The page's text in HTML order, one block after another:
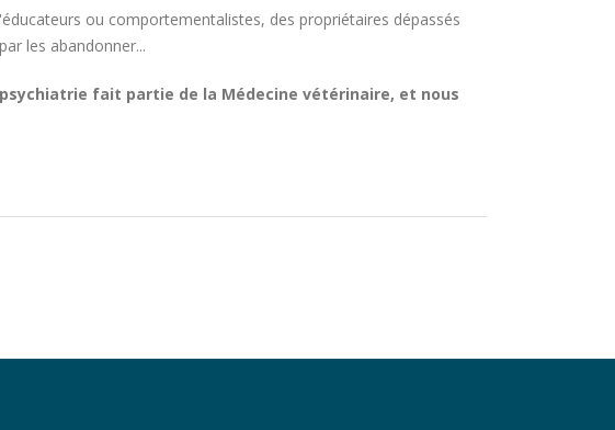
ou comportementalistes, des propriétaires dépassés
les abandonner...
fait partie de la Médecine vétérinaire, et nous